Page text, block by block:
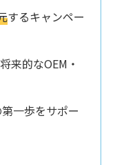
するキャンペー
来的なOEM・
一歩をサポー